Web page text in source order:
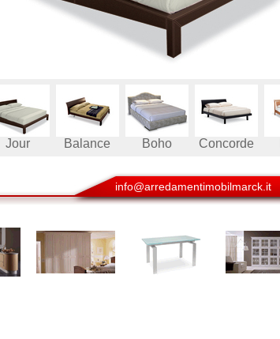
Jour Balance Boho Concorde
info@arredamentimobilmarck.it